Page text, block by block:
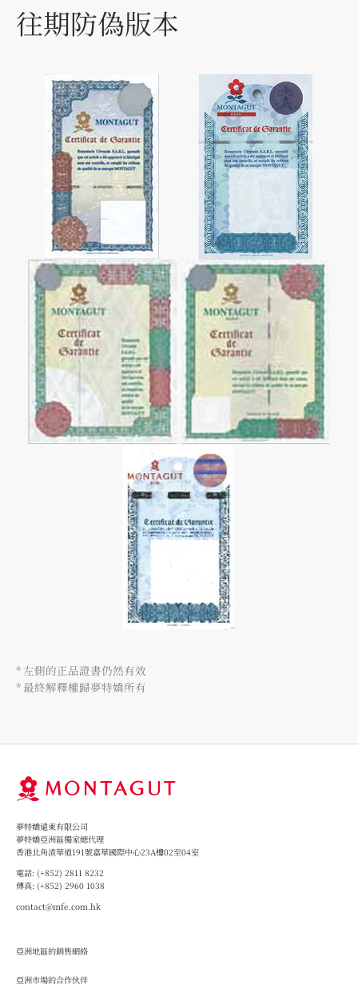
往期防偽版本
* 左側的正品證書仍然有效
* 最終解釋權歸夢特嬌所有
夢特嬌遠東有限公司
夢特嬌亞洲區獨家總代理
香港北角渣華道191號嘉華國際中心23A樓02至04室
電話: (+852) 2811 8232
傳真: (+852) 2960 1038
contact@mfe.com.hk
Group 1
亞洲地區的銷售網絡
亞洲市場的合作伙伴